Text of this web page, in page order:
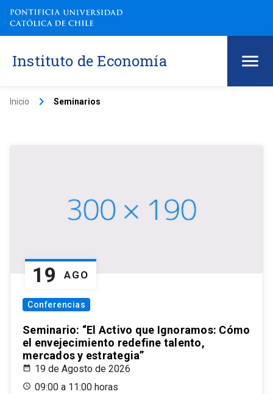
Instituto de Economía
Inicio keyboard_arrow_right Seminarios
19 AGO
Conferencias
Seminario: “El Activo que Ignoramos: Cómo
el envejecimiento redefine talento,
mercados y estrategia”
19 de Agosto de 2026
09:00 a 11:00 horas